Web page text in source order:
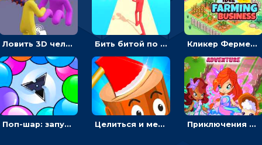
Ловить 3D человечком своего цвета и собирать драгоценности - гиперказуалка Бить битой по шарику, чтобы сбивать кубики с буквами на пути к финишу - 3D Кликер Фермерский бизнес: расти овощи, чтобы богатеть
Поп-шар: запускать колючку, чтобы лопать воздушные шарики Целиться и метать топор в 3D мишени Приключения Клуба Винкс: менять дорожки, чтобы собирать кристаллы